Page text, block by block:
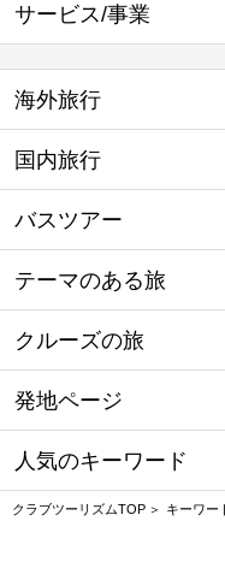
サービス/事業
海外旅行
国内旅行
バスツアー
テーマのある旅
クルーズの旅
発地ページ
人気のキーワード
クラブツーリズムTOP キーワー